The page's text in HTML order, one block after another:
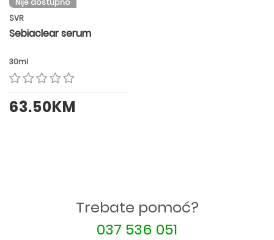
Nije dostupno
SVR
Sebiaclear serum
30ml
63.50KM
Trebate pomoć?
037 536 051